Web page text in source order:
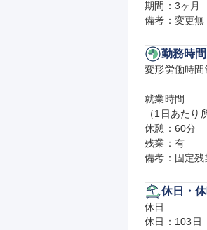
期間：3ヶ月
備考：変更無
勤務時間
変形労働時間
就業時間
（1日あたり
休憩：60分
残業：有
備考：固定
休日・
休日
休日：103日